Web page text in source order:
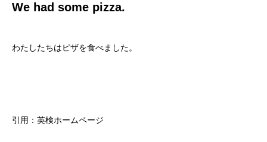
We had some pizza.
わたしたちはピザを食べました。
引用：英検ホームページ